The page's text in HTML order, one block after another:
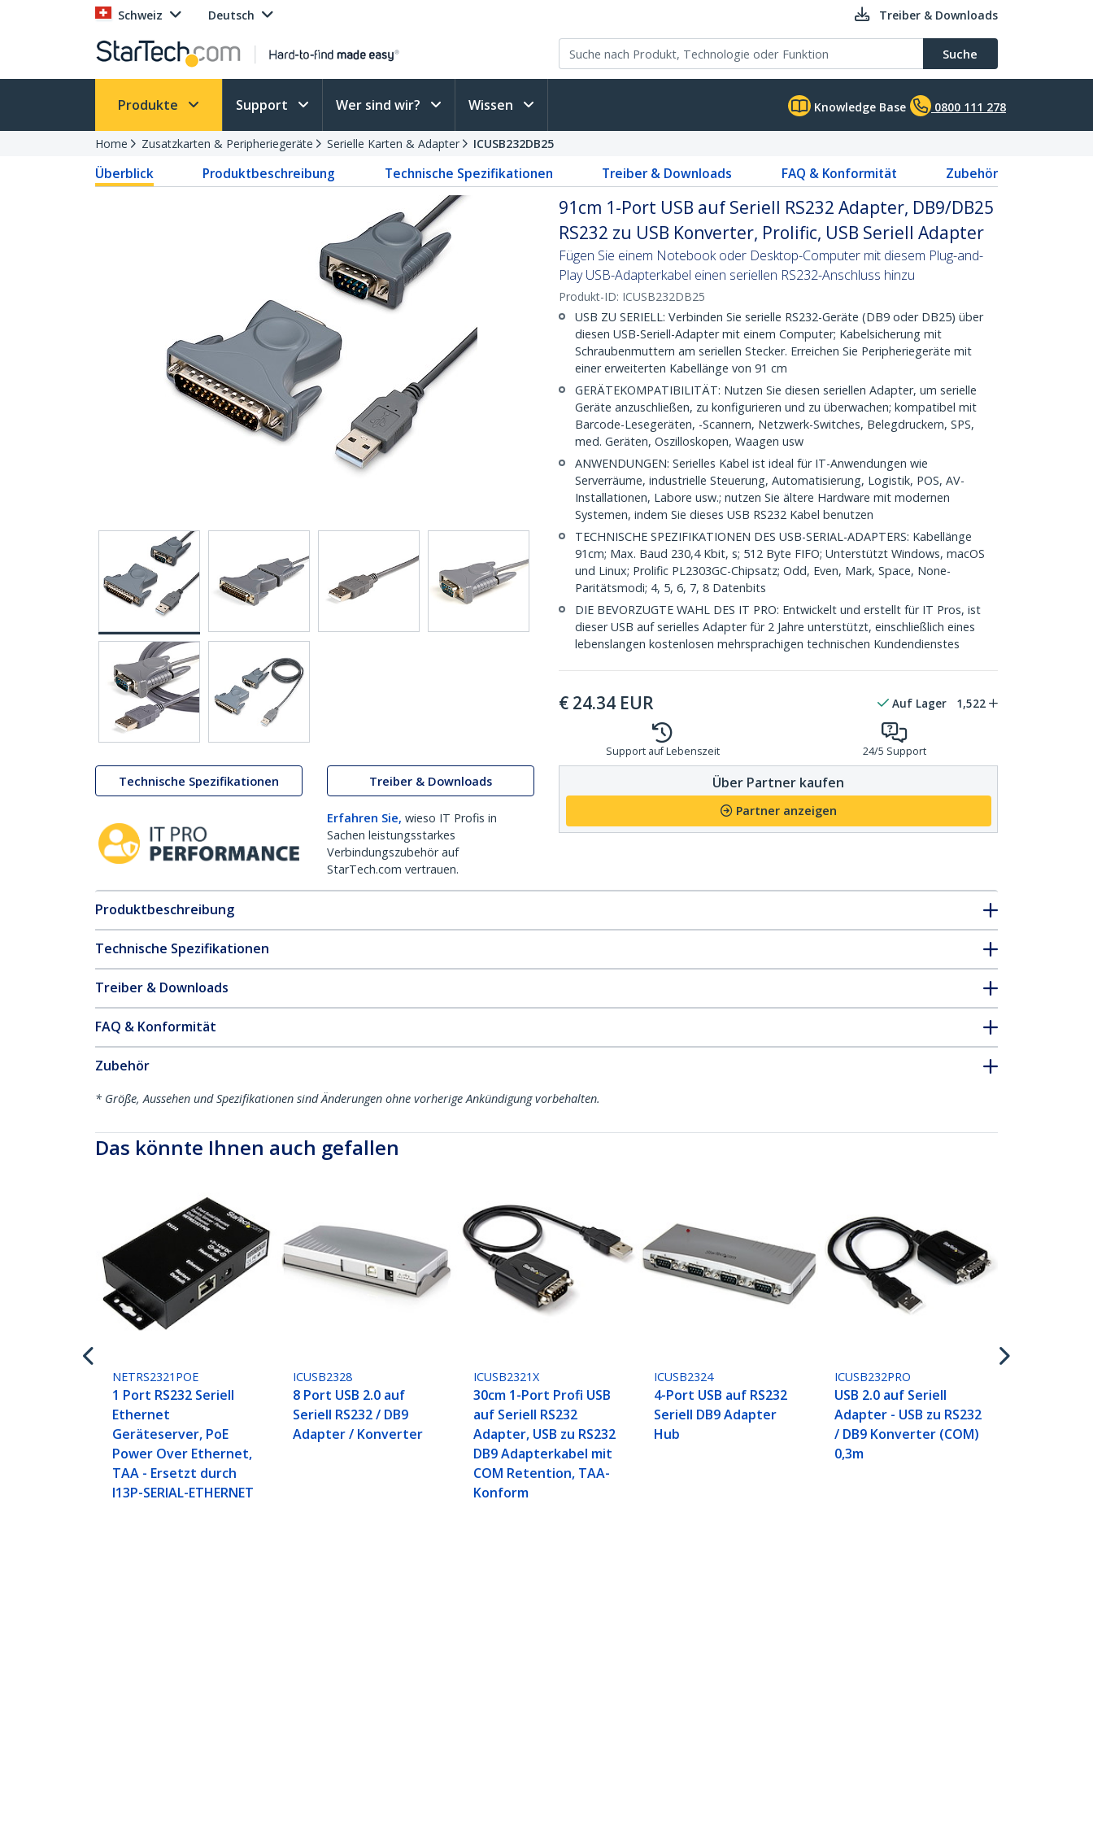
Schweiz Deutsch Treiber & Downloads
Suche
Produkte Support Wer sind wir? Wissen Knowledge Base 0800 111 278
Home Zusatzkarten & Peripheriegeräte Serielle Karten & Adapter ICUSB232DB25
Überblick Produktbeschreibung Technische Spezifikationen Treiber & Downloads FAQ & Konformität Zubehör
Technische Spezifikationen Treiber & Downloads
Erfahren Sie, wieso IT Profis in
Sachen leistungsstarkes
Verbindungszubehör auf
StarTech.com vertrauen.
91cm 1-Port USB auf Seriell RS232 Adapter, DB9/DB25
RS232 zu USB Konverter, Prolific, USB Seriell Adapter
Fügen Sie einem Notebook oder Desktop-Computer mit diesem Plug-and-
Play USB-Adapterkabel einen seriellen RS232-Anschluss hinzu
Produkt-ID: ICUSB232DB25
USB ZU SERIELL: Verbinden Sie serielle RS232-Geräte (DB9 oder DB25) über
diesen USB-Seriell-Adapter mit einem Computer; Kabelsicherung mit
Schraubenmuttern am seriellen Stecker. Erreichen Sie Peripheriegeräte mit
einer erweiterten Kabellänge von 91 cm
GERÄTEKOMPATIBILITÄT: Nutzen Sie diesen seriellen Adapter, um serielle
Geräte anzuschließen, zu konfigurieren und zu überwachen; kompatibel mit
Barcode-Lesegeräten, -Scannern, Netzwerk-Switches, Belegdruckern, SPS,
med. Geräten, Oszilloskopen, Waagen usw
ANWENDUNGEN: Serielles Kabel ist ideal für IT-Anwendungen wie
Serverräume, industrielle Steuerung, Automatisierung, Logistik, POS, AV-
Installationen, Labore usw.; nutzen Sie ältere Hardware mit modernen
Systemen, indem Sie dieses USB RS232 Kabel benutzen
TECHNISCHE SPEZIFIKATIONEN DES USB-SERIAL-ADAPTERS: Kabellänge
91cm; Max. Baud 230,4 Kbit, s; 512 Byte FIFO; Unterstützt Windows, macOS
und Linux; Prolific PL2303GC-Chipsatz; Odd, Even, Mark, Space, None-
Paritätsmodi; 4, 5, 6, 7, 8 Datenbits
DIE BEVORZUGTE WAHL DES IT PRO: Entwickelt und erstellt für IT Pros, ist
dieser USB auf serielles Adapter für 2 Jahre unterstützt, einschließlich eines
lebenslangen kostenlosen mehrsprachigen technischen Kundendienstes
€ 24.34 EUR Auf Lager 1,522
Support auf Lebenszeit 24/5 Support
Über Partner kaufen
Partner anzeigen
Produktbeschreibung
Technische Spezifikationen
Treiber & Downloads
FAQ & Konformität
Zubehör
* Größe, Aussehen und Spezifikationen sind Änderungen ohne vorherige Ankündigung vorbehalten.
Das könnte Ihnen auch gefallen
NETRS2321POE
1 Port RS232 Seriell
Ethernet
Geräteserver, PoE
Power Over Ethernet,
TAA - Ersetzt durch
I13P-SERIAL-ETHERNET
ICUSB2328
8 Port USB 2.0 auf
Seriell RS232 / DB9
Adapter / Konverter
ICUSB2321X
30cm 1-Port Profi USB
auf Seriell RS232
Adapter, USB zu RS232
DB9 Adapterkabel mit
COM Retention, TAA-
Konform
ICUSB2324
4-Port USB auf RS232
Seriell DB9 Adapter
Hub
ICUSB232PRO
USB 2.0 auf Seriell
Adapter - USB zu RS232
/ DB9 Konverter (COM)
0,3m